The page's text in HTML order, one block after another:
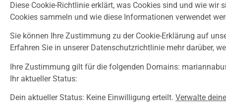
Diese Cookie-Richtlinie erklärt, was Cookies sind und wie
Cookies sammeln und wie diese Informationen verwendet
Sie können Ihre Zustimmung zu der Cookie-Erklärung auf
Erfahren Sie in unserer Datenschutzrichtlinie mehr darüber,
Ihre Zustimmung gilt für die folgenden Domains:
Ihr aktueller Status:
Dein aktueller Status: Keine Einwilligung erteilt. Verwalte